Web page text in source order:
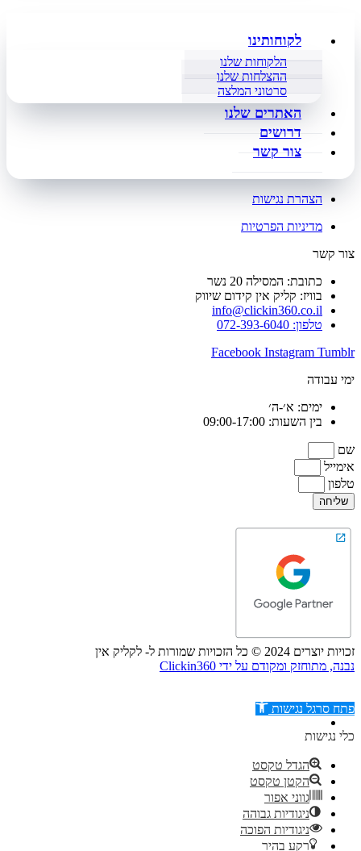
לקוחותינו
הלקוחות שלנו
ההצלחות שלנו
סרטוני המלצה
האתרים שלנו
דרושים
צור קשר
הצהרת נגישות
מדיניות הפרטיות
צור קשר
כתובת: המסילה 20 נשר
בוויז: קליק אין קידום שיווק
info@clickin360.co.il
טלפון: 072-393-6040
Facebook Instagram Tumblr
ימי עבודה
ימים: א׳-ה׳
בין השעות: 09:00-17:00
שם
אימייל
טלפון
שליחה
זכויות יוצרים 2024 © כל הזכויות שמורות ל- לקליק אין
נבנה, מתוחזק ומקודם על ידי Clickin360
דילוג לתוכן
פתח סרגל נגישות
כלי נגישות
הגדל טקסט
הקטן טקסט
גווני אפור
ניגודיות גבוהה
ניגודיות הפוכה
רקע בהיר